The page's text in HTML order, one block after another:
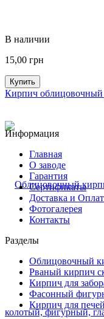
В наличии
15,00 грн
Купить
Кирпич облицовочный
Информация
Главная
О заводе
Гарантия
Сертификаты
Доставка и
Фотогалерея
Контакты
Разделы
Облицовочный
Рваный кирпич
Кирпич для
Фасонный
Кирпич для